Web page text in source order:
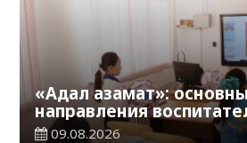
«Адал азамат»:
направления
работы в новом
09.08.2026